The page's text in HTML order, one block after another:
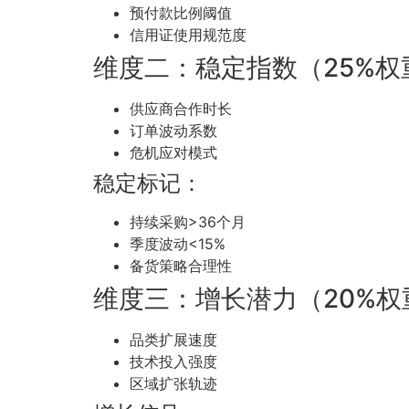
预付款比例阈值
信用证使用规范度
维度二：稳定指数（25%权
供应商合作时长
订单波动系数
危机应对模式
稳定标记：
持续采购>36个月
季度波动<15%
备货策略合理性
维度三：增长潜力（20%权
品类扩展速度
技术投入强度
区域扩张轨迹